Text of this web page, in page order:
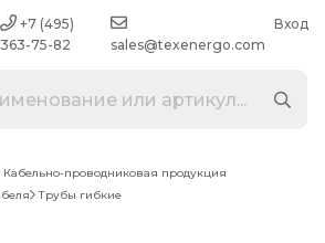
+7 (495)
363-75-82
sales@texenergo.com
Вход
Кабельно-проводниковая продукция
Трубы гибкие